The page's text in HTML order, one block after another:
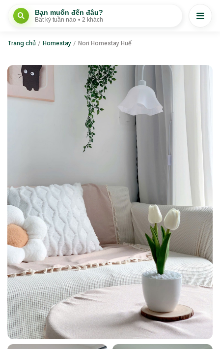
Bạn muốn đến đâu?
Bất kỳ tuần nào • 2 khách
Trang chủ / Homestay / Nori Homestay Huế